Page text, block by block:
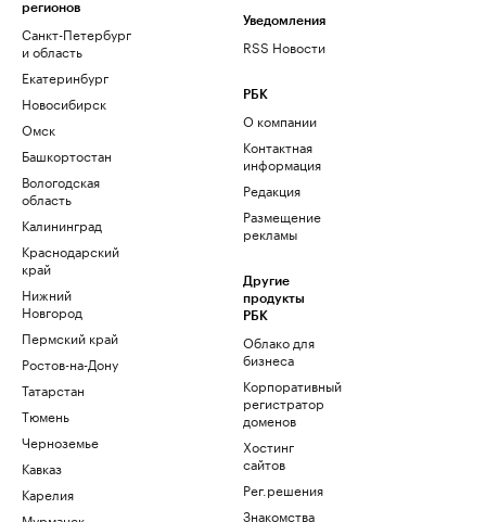
регионов
Санкт-Петербург
и область
Екатеринбург
Новосибирск
Омск
Башкортостан
Вологодская
область
Калининград
Краснодарский
край
Нижний
Новгород
Пермский край
Ростов-на-Дону
Татарстан
Тюмень
Черноземье
Кавказ
Карелия
Уведомления
RSS Новости
РБК
О компании
Контактная
информация
Редакция
Размещение
рекламы
Другие
продукты
РБК
Облако для
бизнеса
Корпоративный
регистратор
доменов
Хостинг
сайтов
Рег.решения
Знакомства